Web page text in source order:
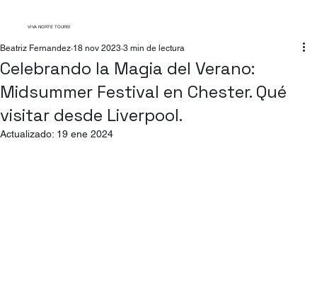
VIVA NORTE TOURS!
Celebrando la Magia del Verano:
Midsummer Festival en Chester. Qué
visitar desde Liverpool.
Beatriz Fernandez 18 nov 2023 3 min de lectura
Actualizado: 19 ene 2024